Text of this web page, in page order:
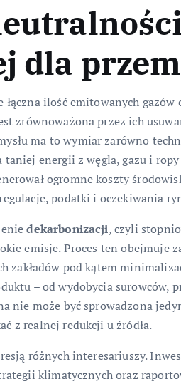
dla
ilość emitowanych
zrównoważona przez ich
ma to wymiar zarówno
energii z węgla, gazu i
ogromne koszty
podatki i oczekiwania
dekarbonizacji, czyli
emisje. Proces ten obejmuje
pod kątem
– od wydobycia surowców,
nie może być sprowadzona
z realnej redukcji u źródła.
różnych interesariuszy.
klimatycznych oraz